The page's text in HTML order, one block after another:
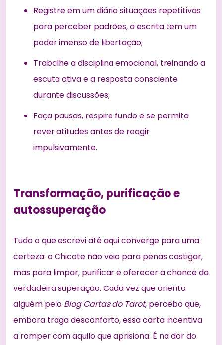
Registre em um diário situações repetitivas
para perceber padrões, a escrita tem um
poder imenso de libertação;
Trabalhe a disciplina emocional, treinando a
escuta ativa e a resposta consciente
durante discussões;
Faça pausas, respire fundo e se permita
rever atitudes antes de reagir
impulsivamente.
Transformação, purificação e
autossuperação
Tudo o que escrevi até aqui converge para uma
certeza: o Chicote não veio para penas castigar,
mas para limpar, purificar e oferecer a chance da
verdadeira superação. Cada vez que oriento
alguém pelo Blog Cartas do Tarot, percebo que,
embora traga desconforto, essa carta incentiva
a romper com aquilo que aprisiona. É na dor do